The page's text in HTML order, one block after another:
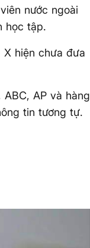
nước ngoài
học tập.
X hiện chưa đưa
ABC, AP và hàng
tin tương tự.